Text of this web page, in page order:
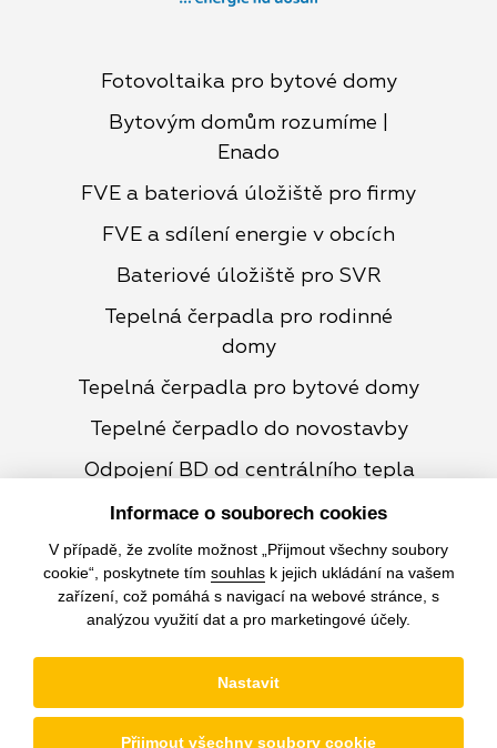
Fotovoltaika pro bytové domy
Bytovým domům rozumíme |
Enado
FVE a bateriová úložiště pro firmy
FVE a sdílení energie v obcích
Bateriové úložiště pro SVR
Tepelná čerpadla pro rodinné
domy
Tepelná čerpadla pro bytové domy
Tepelné čerpadlo do novostavby
Odpojení BD od centrálního tepla
Kontakt
O nás
Blog
© Copyright 2026 Enado
Informace o souborech cookies
V případě, že zvolíte možnost „Přijmout všechny soubory
cookie“, poskytnete tím souhlask jejich ukládání na vašem
zařízení, což pomáhá s navigací na webové stránce, s
analýzou využití dat a pro marketingové účely.
Přijmout všechny soubory cookie
Nastavit